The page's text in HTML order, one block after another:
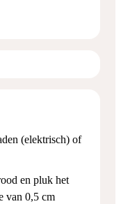
(elektrisch) of
en pluk het
van 0,5 cm